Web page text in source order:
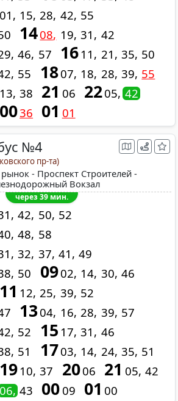
01 15 28 42 55
1408 19 31 42
46 57 16 11 21 35 50
55 1807 18 28 39 55
13 38 21 06 2205 42
0036 01 01
№4
пр-та)
- Проспект Строителей -
Вокзал
через 39 мин.
42 50 52
48 58
32 37 41 49
50 0902 14 30 46
11 12 25 39 52
1304 16 28 39 57
52 15 17 31 46
51 1703 14 24 35 51
19 10 37 2006 21 05 42
06 43 00 09 01 00